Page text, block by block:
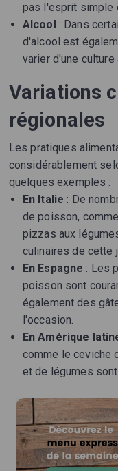
pas l'esprit simple
Alcool : Dans
d'alcool est
varier d'une culture
Variations
régionales
Les pratiques
considérablement
quelques exemples :
En Italie : De
de poisson,
pizzas aux
culinaires de cette
En Espagne : Les
poisson sont
également des
l'occasion.
En Amérique
comme le ceviche
et de légumes